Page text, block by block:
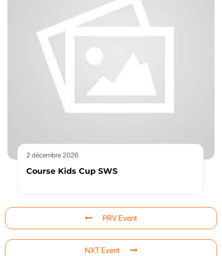
2 décembre 2026
Course Kids Cup SWS
PRV Event
NXT Event